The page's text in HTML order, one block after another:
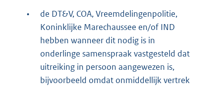
•
de DT&V, COA, Vreemdelingenpolitie,
Koninklijke Marechaussee en/of IND
hebben wanneer dit nodig is in
onderlinge samenspraak vastgesteld dat
uitreiking in persoon aangewezen is,
bijvoorbeeld omdat onmiddellijk vertrek